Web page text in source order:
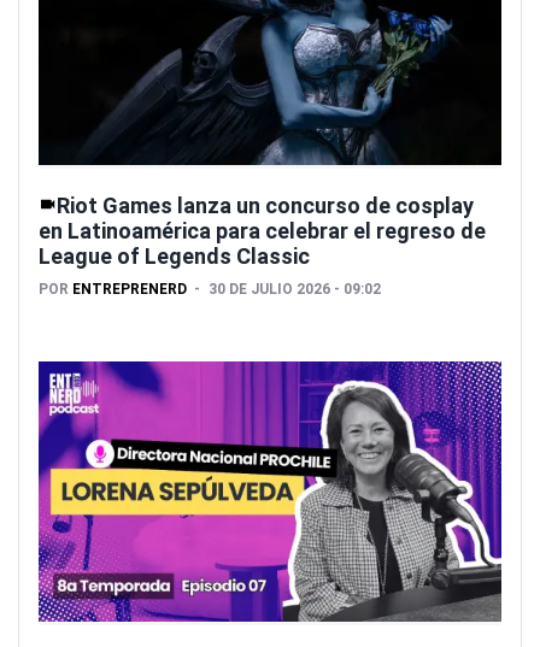
Riot Games lanza un concurso de cosplay
en Latinoamérica para celebrar el regreso de
League of Legends Classic
POR ENTREPRENERD 30 DE JULIO 2026 - 09:02